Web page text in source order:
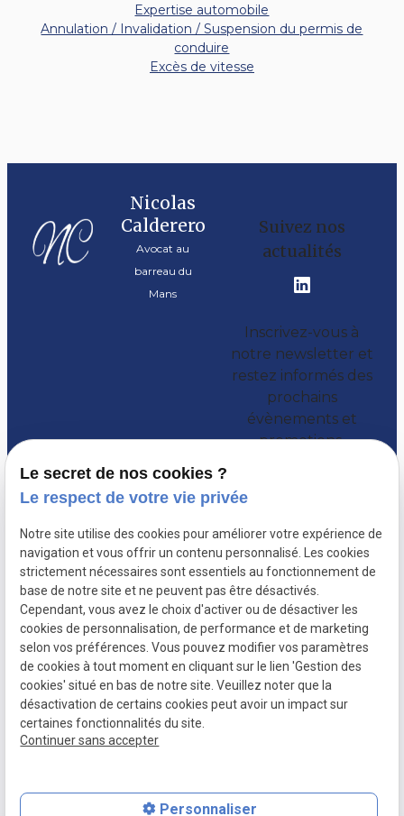
Expertise automobile
Annulation / Invalidation / Suspension du permis de
conduire
Excès de vitesse
Nicolas
Calderero
Avocat au
barreau du
Mans
Suivez nos
actualités
Inscrivez-vous à
notre newsletter et
restez informés des
prochains
évènements et
promotions.
Mentions
légales
Politique de
confidentialité
Plan du site
Gestion des
cookies
SIRET :
Le secret de nos cookies ?
Le respect de votre vie privée
Notre site utilise des cookies pour améliorer votre expérience de
navigation et vous offrir un contenu personnalisé. Les cookies
strictement nécessaires sont essentiels au fonctionnement de
base de notre site et ne peuvent pas être désactivés.
Cependant, vous avez le choix d'activer ou de désactiver les
cookies de personnalisation, de performance et de marketing
selon vos préférences. Vous pouvez modifier vos paramètres
de cookies à tout moment en cliquant sur le lien 'Gestion des
cookies' situé en bas de notre site. Veuillez noter que la
désactivation de certains cookies peut avoir un impact sur
certaines fonctionnalités du site.
Continuer sans accepter
Personnaliser